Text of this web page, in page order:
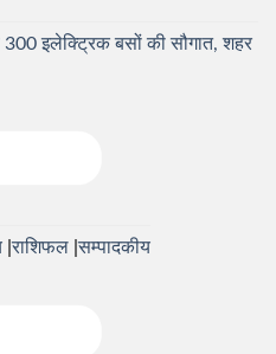
300 इलेक्ट्रिक बसों की सौगात, शहर
राशिफल सम्पादकीय